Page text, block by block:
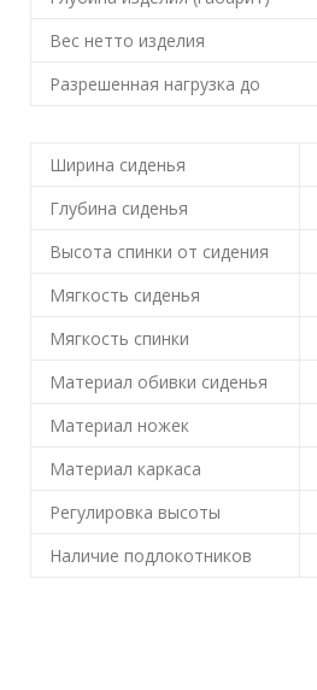
Вес нетто изделия
Разрешенная нагрузка до
Ширина сиденья
Глубина сиденья
Высота спинки от сидения
Мягкость сиденья
Мягкость спинки
Материал обивки сиденья
Материал ножек
Материал каркаса
Регулировка высоты
Наличие подлокотников